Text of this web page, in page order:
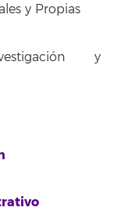
y Propias
y